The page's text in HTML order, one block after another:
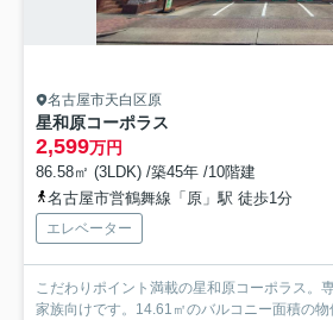
名古屋市天白区原
星和原コーポラス
2,599万円
86.58㎡ (3LDK) /築45年 /10階建
名古屋市営鶴舞線「原」駅 徒歩1分
エレベーター
こだわりポイント満載の星和原コーポラス。
家族向けです。14.61㎡のバルコニー面積の物